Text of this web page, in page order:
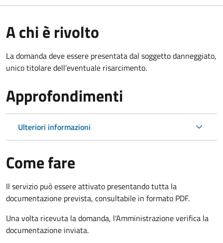
A chi è rivolto
La domanda deve essere presentata dal soggetto danneggiato,
unico titolare dell’eventuale risarcimento.
Approfondimenti
Ulteriori informazioni
Come fare
Il servizio può essere attivato presentando tutta la
documentazione prevista, consultabile in formato PDF.
Una volta ricevuta la domanda, l'Amministrazione verifica la
documentazione inviata.